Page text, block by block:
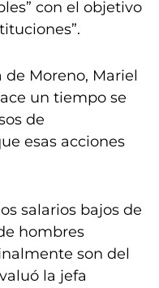
con el objetivo
Moreno, Mariel
un tiempo se
de
esas acciones
salarios bajos de
hombres
son del
la jefa